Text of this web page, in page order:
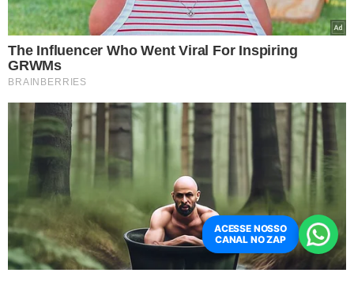
Antony, Bruno Fernandes, Hojlund. Técnico: Erik Ten Hag.
O jogo será realizado no Sulhurst Park, em Londres, e
poderá ser assistido através dos canais ESPN e Star+
(Streaming).
ACESSE NOSSO
CANAL NO ZAP